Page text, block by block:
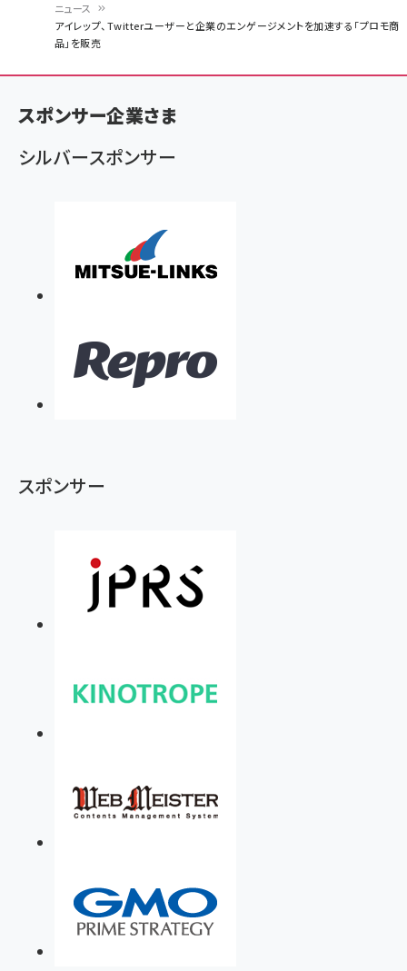
く
ず
ニュース
アイレップ、Twitterユーザーと企業のエンゲージメントを加速する「プロモ商
品」を販売
スポンサー企業さま
シルバースポンサー
スポンサー